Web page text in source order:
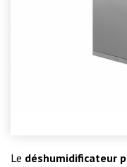
Le déshumidificateur